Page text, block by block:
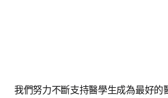
我們努力不斷支持醫學生成為最好的